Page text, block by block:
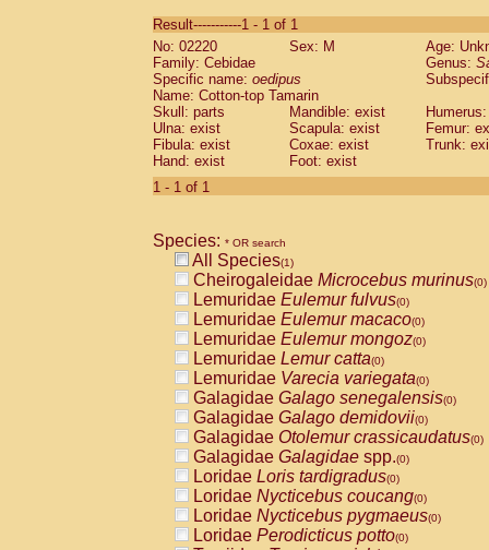
CebidaeSaguinus labiatus(0)
Cebidae Saguinus leucopus (0)
Cebidae
CebidaeSaguinus mystax
Cebidae Saguinus nigricollis (0)
Cebidae Saguinus oedipus
Cebidae Saguinus weddelli
Cebidae Saguinusspp.
Cebidae
CebidaeCebus capucinus
CebidaeCebus nigrivittatus
CebidaeCebus spp.(0)
CebidaeSaimiri boliviensis(0)
CebidaeSaimiri sciureus(0)
AtelidaeAlouatta caraya(0)
AtelidaeAlouatta fusca(0)
AtelidaeAlouatta seniculus(0)
AtelidaeAlouattaspp.(0)
AtelidaeAteles belzebuth(0)
AtelidaeAteles geoffroyi(0)
AtelidaeAteles paniscus(0)
AtelidaeAtelesspp.(0)
AtelidaeLagothrix lagothricha(0)
AtelidaeLagothrix lagothricha cana
PitheciidaeCacajao calvus
Result-----------1 - 1 of 1
No: 02220
Sex: M
Age:
Family: Cebidae
Genus:
Specific name: oedipus
Name: Cotton-top Tamarin
Skull: parts
Mandible: exist
Ulna: exist
Scapula: exist
Femur:
Fibula: exist
Coxae: exist
Trunk:
Hand: exist
Foot: exist
1 - 1 of 1
Species: * OR search
All Species(1)
Cheirogaleidae Microcebus murinus(0)
Lemuridae Eulemur fulvus(0)
Lemuridae Eulemur macaco(0)
Lemuridae Eulemur mongoz(0)
Lemuridae Lemur catta(0)
Lemuridae Varecia variegata(0)
Galagidae Galago senegalensis(0)
Galagidae Galago demidovii(0)
Galagidae Otolemur crassicaudatus(0)
Galagidae Galagidae spp.(0)
Loridae Loris tardigradus(0)
Loridae Nycticebus coucang(0)
Loridae Nycticebus pygmaeus(0)
Loridae Perodicticus potto(0)